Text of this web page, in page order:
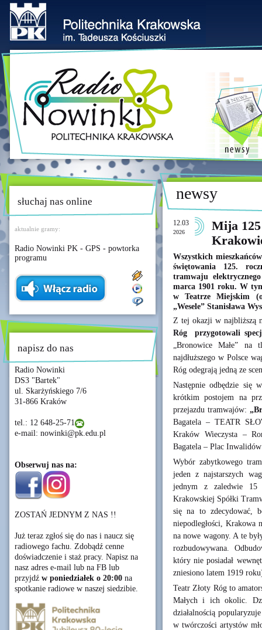
słuchaj nas online
aktualnie gramy:
Radio Nowinki PK - GPS - powtorka
programu
napisz do nas
Radio Nowinki
DS3 "Bartek"
ul. Skarżyńskiego 7/6
31-866 Kraków
tel.: 12 648-25-71
e-mail: nowinki@pk.edu.pl
Obserwuj nas na:
ZOSTAŃ JEDNYM Z NAS !!
Już teraz zgłoś się do nas i naucz się
radiowego fachu. Zdobądź cenne
doświadczenie i staż pracy. Napisz na
nasz adres e-mail lub na FB lub
przyjdź w poniedziałek o 20:00 na
spotkanie radiowe w naszej siedzibie.
newsy
12.03
2026
Mija
Wszystkich
świętowania 125.
tramwaju
marca 1901 roku. W
w Teatrze Miejskim
„Wesele” Stanisława
Z tej okazji w najbliższą
Róg przygotowali
„Bronowice Małe”
najdłuższego w Polsce
Róg odegrają jedną ze
Następnie odbędzie się
krótkim postojem na
przejazdu tramwajów:
Bagatela – TEATR
Kraków Wieczysta –
Bagatela – Plac
Wybór zabytkowego
jeden z najstarszych
jednym z zaledwie 15
Krakowskiej Spółki
się na to zdecydować,
niepodległości, Krakowa
na nowe wagony. A te
rozbudowywana.
który nie posiadał
zniesiono latem 1919
Teatr Złoty Róg to
Małych i ich okolic.
działalnością
w twórczości artystów